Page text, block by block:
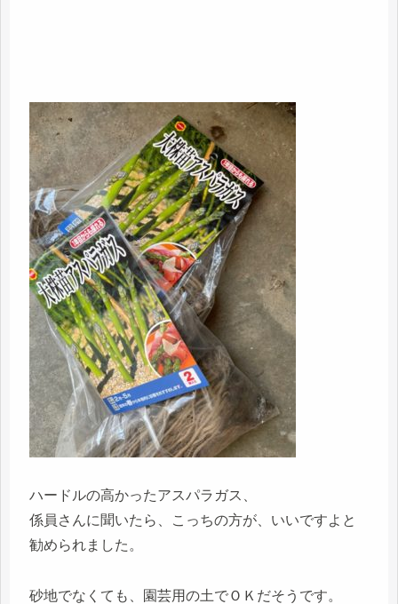
ハードルの高かったアスパラガス、
係員さんに聞いたら、こっちの方が、いいですよと
勧められました。
砂地でなくても、園芸用の土でＯＫだそうです。